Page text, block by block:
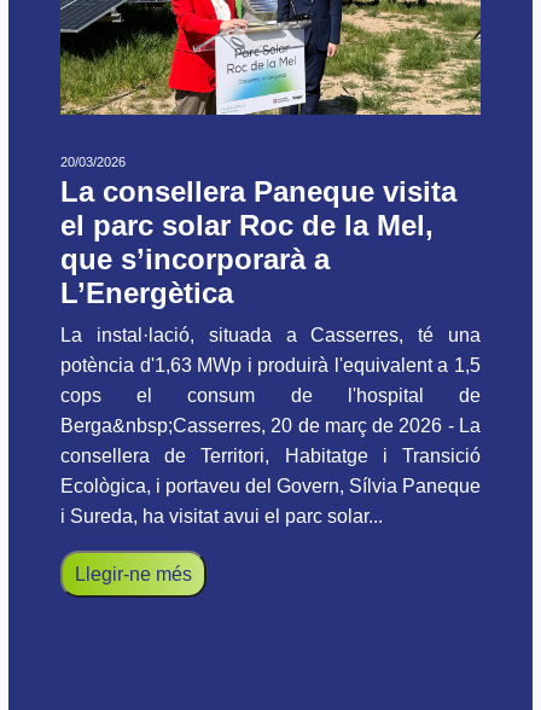
20/03/2026
La consellera Paneque visita
el parc solar Roc de la Mel,
que s’incorporarà a
L’Energètica
La instal·lació, situada a Casserres, té una
potència d'1,63 MWp i produirà l'equivalent a 1,5
cops el consum de l'hospital de
Berga&nbsp;Casserres, 20 de març de 2026 - La
consellera de Territori, Habitatge i Transició
Ecològica, i portaveu del Govern, Sílvia Paneque
i Sureda, ha visitat avui el parc solar...
Llegir-ne més